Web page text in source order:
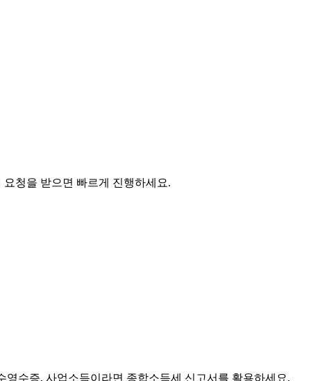
청을 받으면 빠르게 진행하세요.
수증, 사업소득이라면 종합소득세 신고서를 활용하세요.